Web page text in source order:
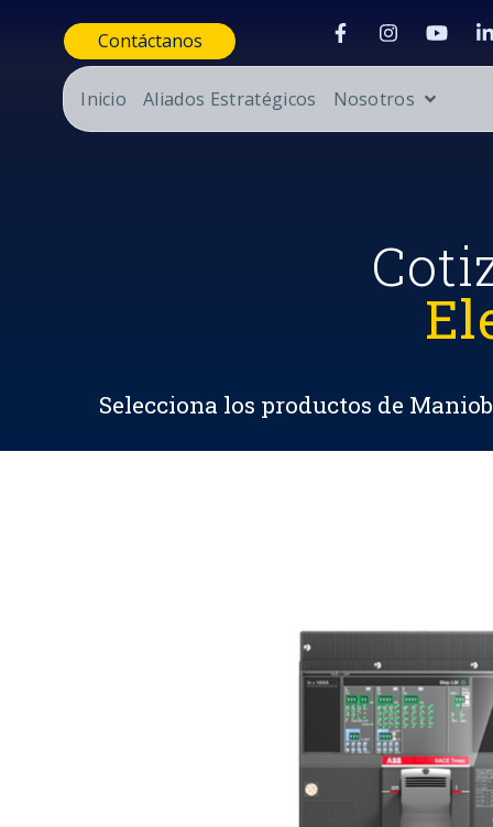
Contáctanos
Inicio Aliados Estratégicos Nosotros
Selecciona los productos de